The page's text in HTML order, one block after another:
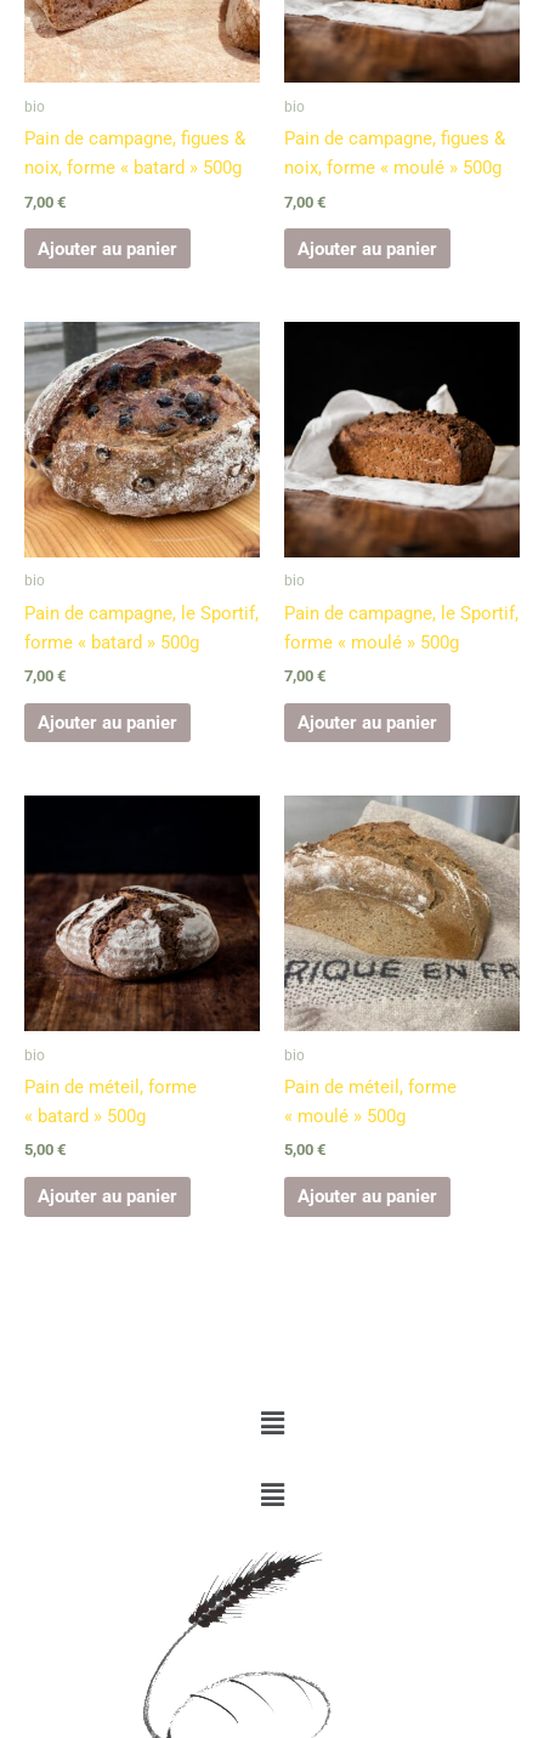
bio
Pain de campagne, figues &
noix, forme « batard » 500g
7,00 €
Ajouter au panier
bio
Pain de campagne, figues &
noix, forme « moulé » 500g
7,00 €
Ajouter au panier
bio
Pain de campagne, le Sportif,
forme « batard » 500g
7,00 €
Ajouter au panier
bio
Pain de campagne, le Sportif,
forme « moulé » 500g
7,00 €
Ajouter au panier
bio
Pain de méteil, forme
« batard » 500g
5,00 €
Ajouter au panier
bio
Pain de méteil, forme
« moulé » 500g
5,00 €
Ajouter au panier
Menu
Menu